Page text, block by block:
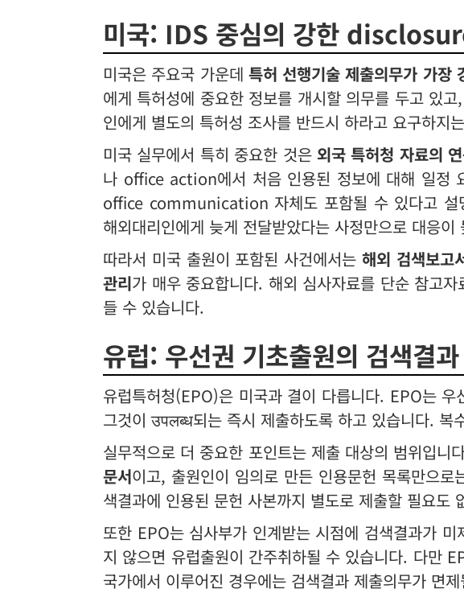
미국: IDS 중심의 강한
미국은 주요국 가운데 특허 선행기술 제출의무가 가장
에게 특허성에 중요한 정보를 개시할 의무를 두고 있
인에게 별도의 특허성 조사를 반드시 하라고 요구하
미국 실무에서 특히 중요한 것은 외국 특허청 자료의
나 office action에서 처음 인용된 정보에 대해 일정
office communication 자체도 포함될 수 있다고 설
해외대리인에게 늦게 전달받았다는 사정만으로 대응이
따라서 미국 출원이 포함된 사건에서는해외 검색보
관리가 매우 중요합니다. 해외 심사자료를 단순 참고
들 수 있습니다.
유럽: 우선권 기초출원의 검색결
유럽특허청(EPO)은 미국과 결이 다릅니다. EPO는 우
그것이 उपलब्ध되는 즉시 제출하도록 하고 있습니다.
실무적으로 더 중요한 포인트는 제출 대상의 범위입
문서이고, 출원인이 임의로 만든 인용문헌 목록만으
색결과에 인용된 문헌 사본까지 별도로 제출할 필요도
또한 EPO는 심사부가 인계받는 시점에 검색결과가 미
지 않으면 유럽출원이 간주취하될 수 있습니다. 다만
국가에서 이루어진 경우에는 검색결과 제출의무가 면